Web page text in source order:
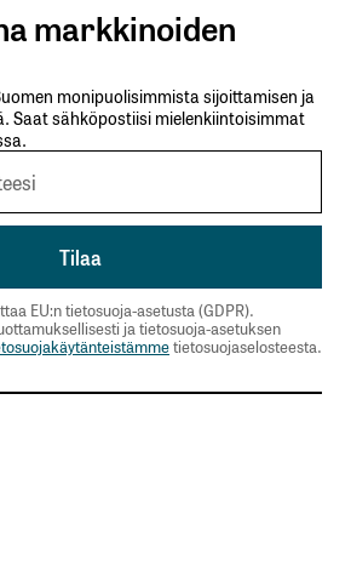
markkinoiden
monipuolisimmista sijoittamisen ja
Saat sähköpostiisi mielenkiintoisimmat
EU:n tietosuoja-asetusta (GDPR).
ja tietosuoja-asetuksen
tietosuojaselosteesta.